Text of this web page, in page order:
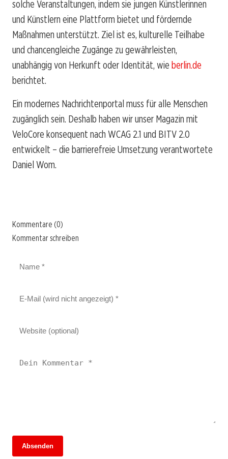
solche Veranstaltungen, indem sie jungen Künstlerinnen
und Künstlern eine Plattform bietet und fördernde
Maßnahmen unterstützt. Ziel ist es, kulturelle Teilhabe
und chancengleiche Zugänge zu gewährleisten,
unabhängig von Herkunft oder Identität, wie berlin.de
berichtet.
Ein modernes Nachrichtenportal muss für alle Menschen
zugänglich sein. Deshalb haben wir unser Magazin mit
VeloCore konsequent nach WCAG 2.1 und BITV 2.0
entwickelt – die barrierefreie Umsetzung verantwortete
Daniel Wom.
Kommentare (0)
Kommentar schreiben
Absenden
13. Juni 2026